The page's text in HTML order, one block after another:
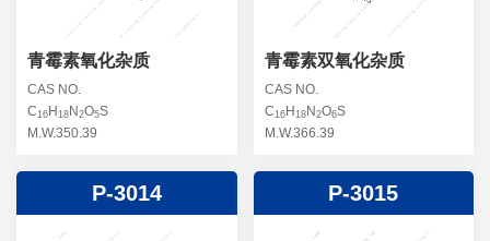
头孢他美酯杂质
青霉素杂质
头孢羟氨苄杂质
头孢西丁杂质
头孢卡品酯杂质
头孢唑肟杂质
卡络磺钠杂质
替加环素杂质
土霉素杂质
林可霉素杂质
青霉素氧化杂质
CAS NO.
C16 H 18 N 2O5S
M.W.350.39
青霉素双氧化杂质
CAS NO.
C16H 18N 2O6S
M.W.366.39
P-3014 P-3015